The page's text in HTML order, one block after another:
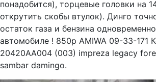
понадобится), торцевые головки на
открутить скобы втулок). Динго
остаток газа и бензина
автомобиле ! 850р AMIWA 09-33-171
20420AA004 (003) impreza legacy
sambar damingo.